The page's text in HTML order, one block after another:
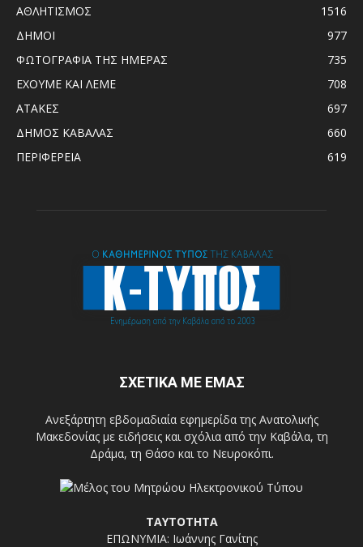
ΑΘΛΗΤΙΣΜΟΣ
1516
ΔΗΜΟΙ
977
ΦΩΤΟΓΡΑΦΙΑ ΤΗΣ ΗΜΕΡΑΣ
735
ΕΧΟΥΜΕ ΚΑΙ ΛΕΜΕ
708
ΑΤΑΚΕΣ
697
ΔΗΜΟΣ ΚΑΒΑΛΑΣ
660
ΠΕΡΙΦΕΡΕΙΑ
619
ΣΧΕΤΙΚΑ ΜΕ ΕΜΑΣ
Ανεξάρτητη εβδομαδιαία εφημερίδα της Ανατολικής
Μακεδονίας με ειδήσεις και σχόλια από την Καβάλα, τη
Δράμα, τη Θάσο και το Νευροκόπι.
ΤΑΥΤΟΤΗΤΑ
ΕΠΩΝΥΜΙΑ: Ιωάννης Γανίτης